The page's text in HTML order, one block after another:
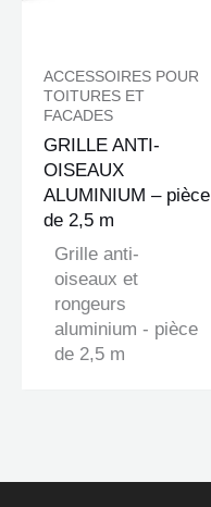
ACCESSOIRES POUR
TOITURES ET
FACADES
GRILLE ANTI-
OISEAUX
ALUMINIUM – pièce
de 2,5 m
Grille anti-
oiseaux et
rongeurs
aluminium - pièce
de 2,5 m